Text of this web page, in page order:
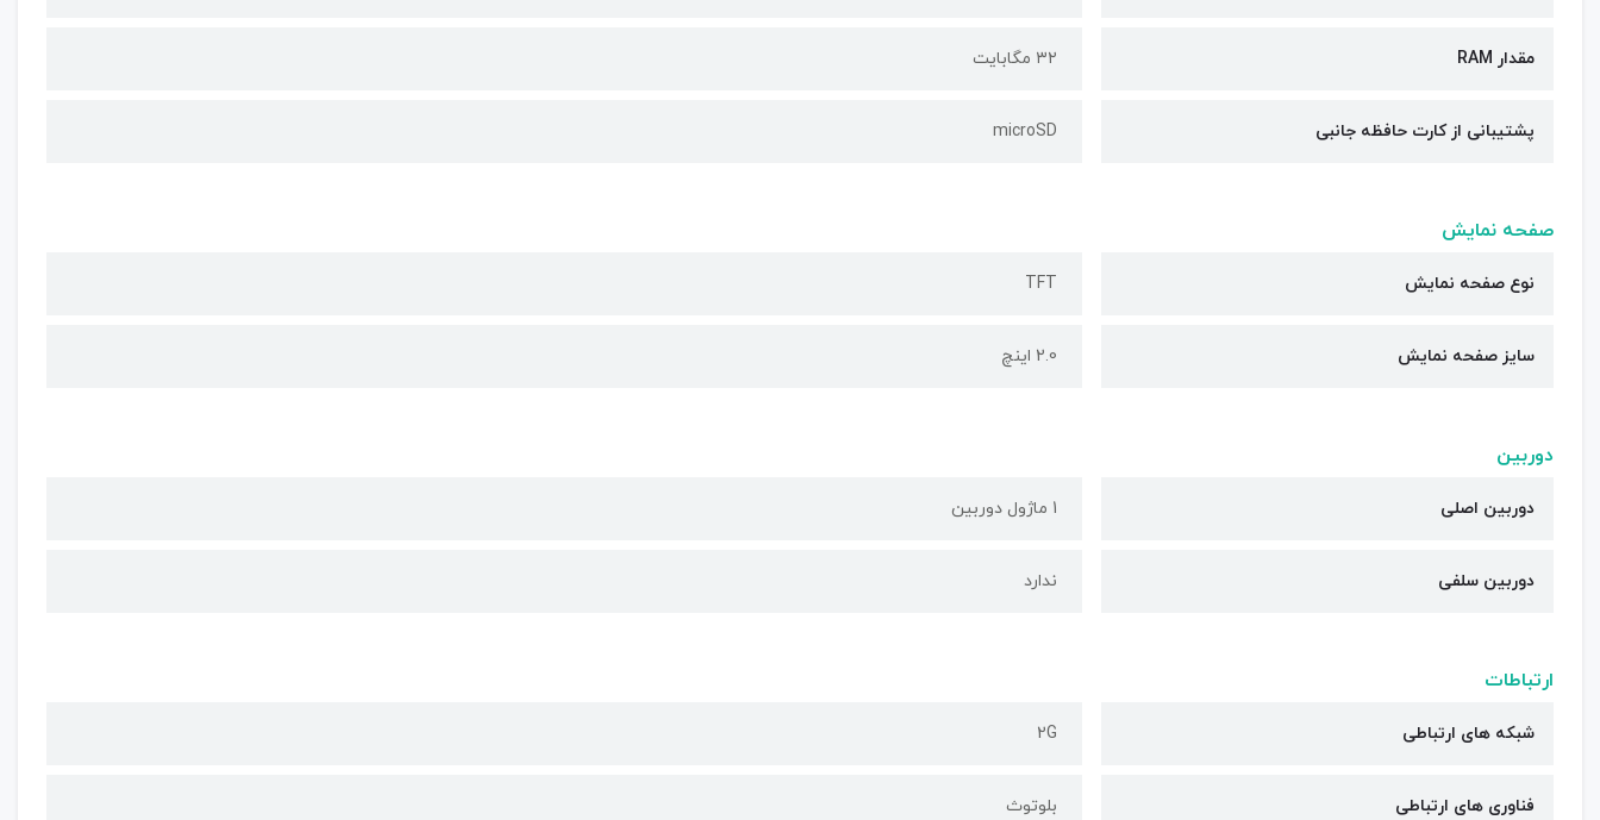
مقدار RAM ۳۲ مگابایت
پشتیبانی از کارت حافظه جانبی microSD
صفحه نمایش
نوع صفحه نمایش TFT
سایز صفحه نمایش 2.0 اینچ
دوربین
دوربین اصلی 1 ماژول دوربین
دوربین سلفی ندارد
ارتباطات
شبکه های ارتباطی 2G
فناوری های ارتباطی بلوتوث